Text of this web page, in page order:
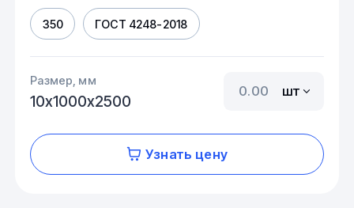
350 ГОСТ 4248-2018
Размер, мм
10х1000х2500
шт
Узнать цену